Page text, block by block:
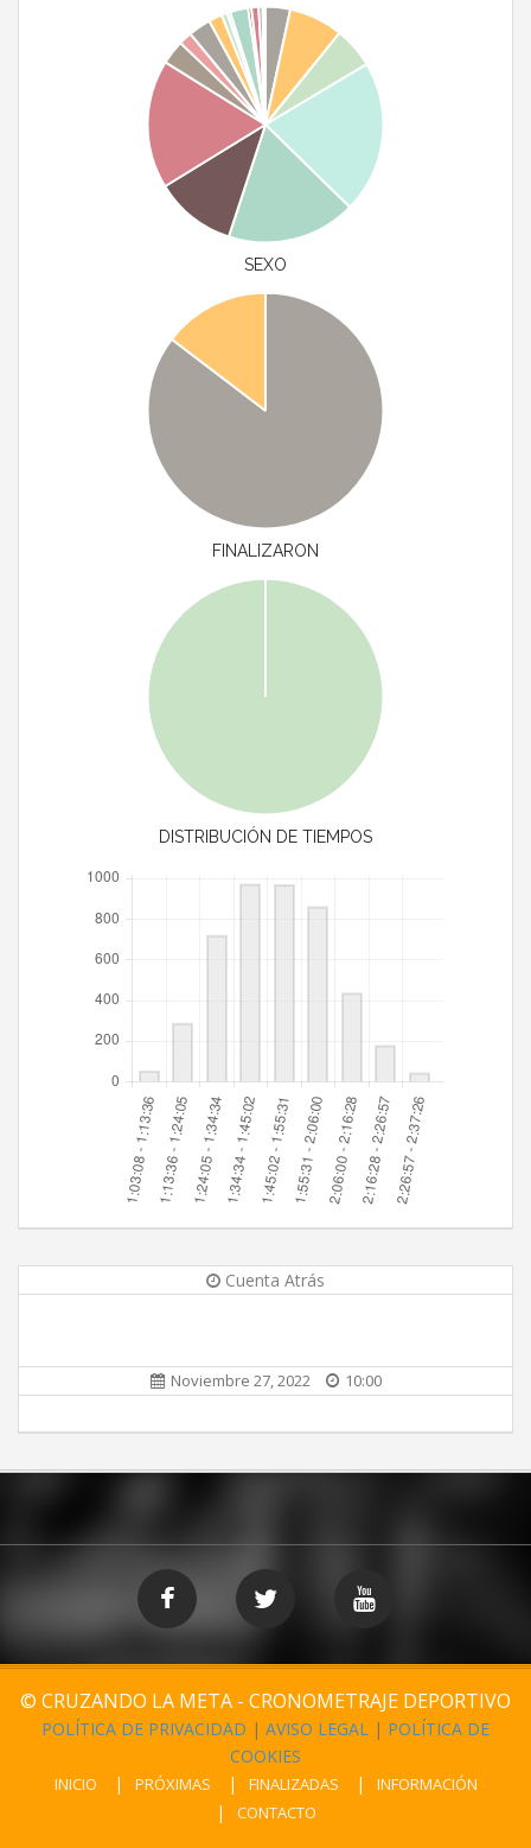
SEXO
FINALIZARON
DISTRIBUCIÓN DE TIEMPOS
Cuenta Atrás
Noviembre 27, 2022 10:00
© CRUZANDO LA META - CRONOMETRAJE DEPORTIVO
POLÍTICA DE PRIVACIDAD | AVISO LEGAL | POLÍTICA DE
COOKIES
INICIO PRÓXIMAS FINALIZADAS
INFORMACIÓN
CONTACTO